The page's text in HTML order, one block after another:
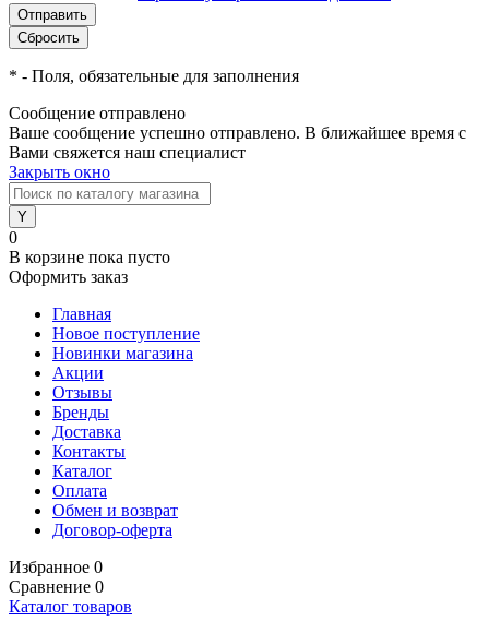
* - Поля, обязательные для заполнения
Сообщение отправлено
Ваше сообщение успешно отправлено. В ближайшее время с
Вами свяжется наш специалист
Закрыть окно
0
В корзине пока пусто
Оформить заказ
Главная
Новое поступление
Новинки магазина
Акции
Отзывы
Бренды
Доставка
Контакты
Каталог
Оплата
Обмен и возврат
Договор-оферта
Избранное 0
Сравнение 0
Каталог товаров